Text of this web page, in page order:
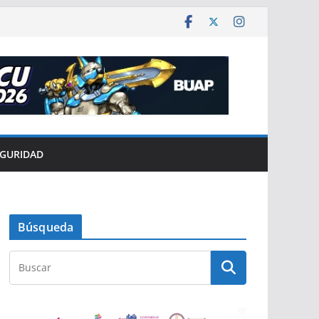
Búsqueda